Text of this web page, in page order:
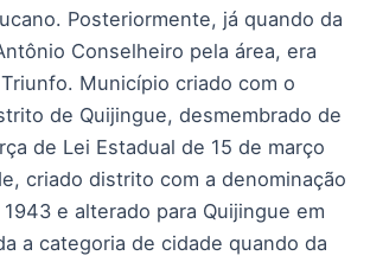
Posteriormente, já quando da
Conselheiro pela área, era
Município criado com o
de Quijingue, desmembrado de
de Lei Estadual de 15 de março
criado distrito com a denominação
e alterado para Quijingue em
a categoria de cidade quando da